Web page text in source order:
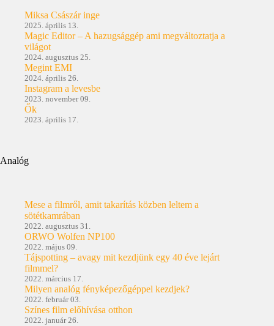
Miksa Császár inge
2025. április 13.
Magic Editor – A hazugsággép ami megváltoztatja a
világot
2024. augusztus 25.
Megint EMI
2024. április 26.
Instagram a levesbe
2023. november 09.
Ők
2023. április 17.
Analóg
Mese a filmről, amit takarítás közben leltem a
sötétkamrában
2022. augusztus 31.
ORWO Wolfen NP100
2022. május 09.
Tájspotting – avagy mit kezdjünk egy 40 éve lejárt
filmmel?
2022. március 17.
Milyen analóg fényképezőgéppel kezdjek?
2022. február 03.
Színes film előhívása otthon
2022. január 26.